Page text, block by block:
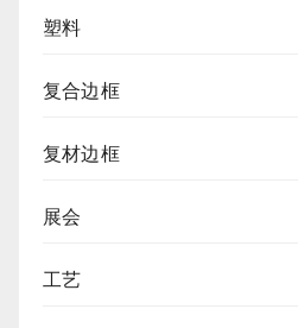
塑料
复合边框
复材边框
展会
工艺